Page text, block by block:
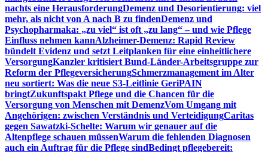
nachts eine HerausforderungDemenz und Desorientierung: viel
mehr, als nicht von A nach B zu findenDemenz und
Psychopharmaka: „zu viel“ ist oft „zu lang“ – und wie Pflege
Einfluss nehmen kannAlzheimer-Demenz: Rapid Review
bündelt Evidenz und setzt Leitplanken für eine einheitlichere
VersorgungKanzler kritisiert Bund-Länder-Arbeitsgruppe zur
Reform der PflegeversicherungSchmerzmanagement im Alter
neu sortiert: Was die neue S3-Leitlinie GeriPAIN
bringtZukunftspakt Pflege und die Chancen für die
Versorgung von Menschen mit DemenzVom Umgang mit
Angehörigen: zwischen Verständnis und VerteidigungCaritas
gegen Sawatzki-Schelte: Warum wir genauer auf die
Altenpflege schauen müssenWarum die fehlenden Diagnosen
auch ein Auftrag für die Pflege sindBedingt pflegebereit: